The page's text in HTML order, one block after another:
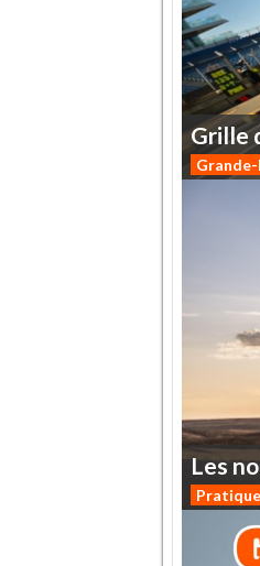
Grille
Les
Pratique